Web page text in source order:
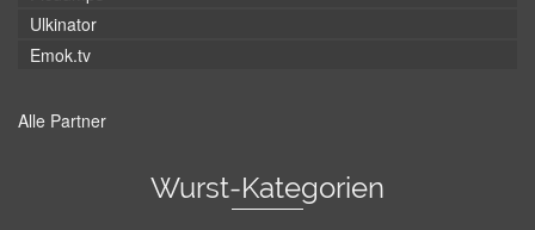
Ulkinator
Emok.tv
Alle Partner
Wurst-Kategorien